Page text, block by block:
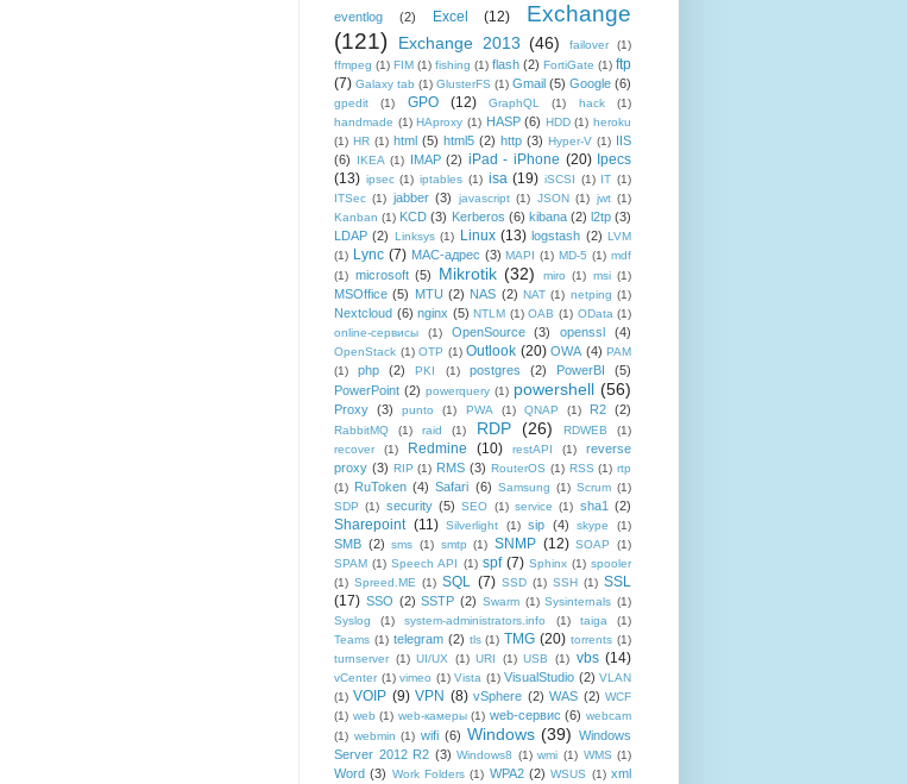
eventlog
(2) Excel (12)
Exchange
(121)
Exchange 2013 (46) failover
(1)
ffmpeg (1) FIM (1) fishing (1) flash (2) FortiGate (1) ftp
(7) Galaxy tab (1) GlusterFS (1) Gmail (5) Google (6)
gpedit (1) GPO (12) GraphQL (1) hack
(1)
handmade (1) HAproxy (1) HASP (6) HDD (1) heroku
(1) HR (1) html (5) html5 (2) http (3) Hyper-V (1) IIS
(6)
IKEA (1) IMAP (2) iPad - iPhone (20) Ipecs
(13) ipsec (1) iptables (1) isa (19) iSCSI (1) IT (1)
ITSec (1) jabber (3) javascript (1) JSON (1) jwt (1)
Kanban (1) KCD (3) Kerberos (6) kibana (2) l2tp (3)
LDAP (2) Linksys (1) Linux (13) logstash (2) LVM
(1) Lync (7) MAC-адрес (3) MAPI (1) MD-5 (1) mdf
(1) microsoft (5) Mikrotik (32) miro (1) msi (1)
MSOffice (5) MTU (2) NAS (2) NAT (1) netping (1)
Nextcloud (6) nginx (5) NTLM (1) OAB (1) OData (1)
online-сервисы
(1) OpenSource (3) openssl (4)
OpenStack (1) OTP (1) Outlook (20) OWA (4) PAM
(1)
php (2) PKI (1) postgres (2) PowerBI
(5)
PowerPoint (2) powerquery (1) powershell (56)
Proxy (3) punto (1) PWA (1) QNAP (1) R2 (2)
RabbitMQ (1) raid (1) RDP (26) RDWEB
(1)
recover
(1) Redmine (10) restAPI (1)
reverse
proxy (3) RIP (1) RMS (3) RouterOS (1) RSS (1) rtp
(1) RuToken (4) Safari (6) Samsung (1) Scrum (1)
SDP (1) security (5) SEO (1) service (1) sha1 (2)
Sharepoint (11) Silverlight (1) sip (4) skype (1)
SMB (2) sms (1) smtp (1) SNMP (12) SOAP
(1)
SPAM (1) Speech API (1) spf (7) Sphinx (1) spooler
(1) Spreed.ME (1) SQL (7) SSD (1) SSH (1) SSL
(17) SSO (2) SSTP (2) Swarm (1) Sysinternals (1)
Syslog
(1) system-administrators.info (1) taiga
(1)
Teams (1) telegram (2) tls (1) TMG (20) torrents (1)
turnserver (1) UI/UX (1) URI (1) USB (1) vbs (14)
vCenter (1) vimeo (1) Vista (1) VisualStudio (2) VLAN
(1) VOIP (9) VPN (8) vSphere (2) WAS (2) WCF
(1) web (1) web-камеры (1) web-сервис (6) webcam
(1) webmin (1) wifi (6) Windows (39) Windows
Server 2012 R2 (3) Windows8 (1) wmi (1) WMS (1)
Word (3) Work Folders (1) WPA2 (2) WSUS (1) xml